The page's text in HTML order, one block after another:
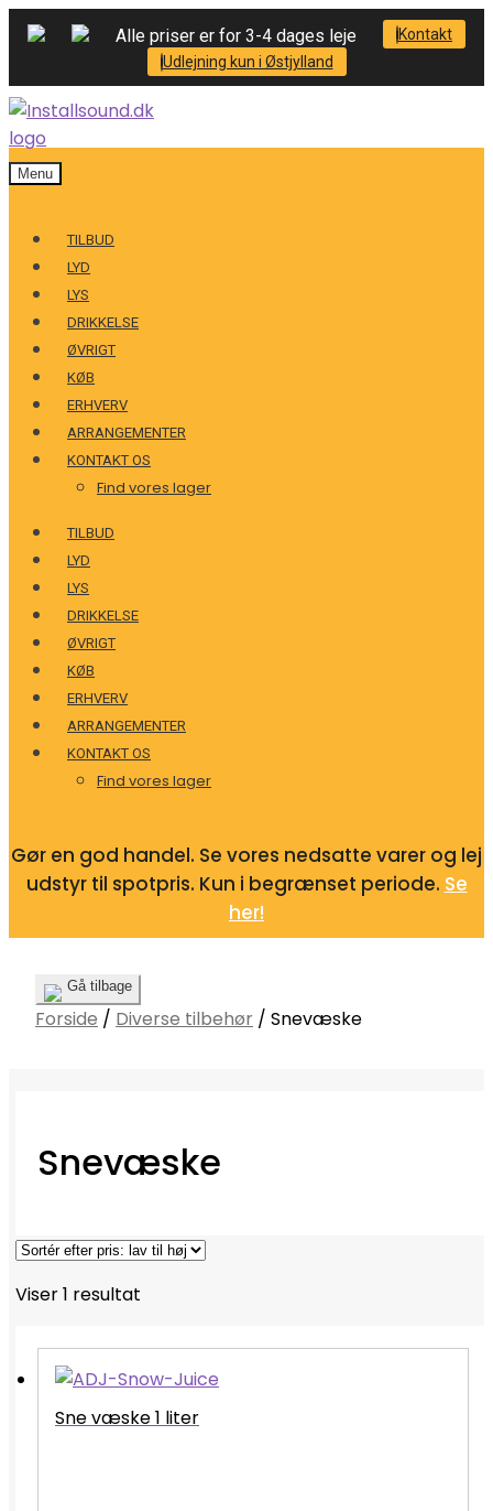
Alle priser er for 3-4 dages leje
Kontakt
Udlejning kun i Østjylland
Menu
TILBUD
LYD
LYS
DRIKKELSE
ØVRIGT
KØB
ERHVERV
ARRANGEMENTER
KONTAKT OS
Find vores lager
TILBUD
LYD
LYS
DRIKKELSE
ØVRIGT
KØB
ERHVERV
ARRANGEMENTER
KONTAKT OS
Find vores lager
Gør en god handel. Se vores nedsatte varer og lej
udstyr til spotpris. Kun i begrænset periode. Se
her!
Gå tilbage
Forside / Diverse tilbehør / Snevæske
Snevæske
Viser 1 resultat
Sne væske 1 liter